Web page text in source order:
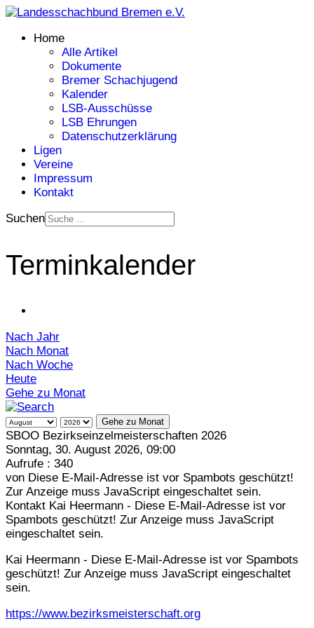
Home
Alle Artikel
Dokumente
Bremer Schachjugend
Kalender
LSB-Ausschüsse
LSB Ehrungen
Datenschutzerklärung
Ligen
Vereine
Impressum
Kontakt
Suchen
Terminkalender
Nach Jahr
Nach Monat
Nach Woche
Heute
Gehe zu Monat
Gehe zu Monat
SBOO Bezirkseinzelmeisterschaften 2026
Sonntag, 30. August 2026, 09:00
Aufrufe : 340
von Diese E-Mail-Adresse ist vor Spambots geschützt!
Zur Anzeige muss JavaScript eingeschaltet sein.
Kontakt Kai Heermann - Diese E-Mail-Adresse ist vor
Spambots geschützt! Zur Anzeige muss JavaScript
eingeschaltet sein.
Kai Heermann - Diese E-Mail-Adresse ist vor Spambots
geschützt! Zur Anzeige muss JavaScript eingeschaltet
sein.
https://www.bezirksmeisterschaft.org